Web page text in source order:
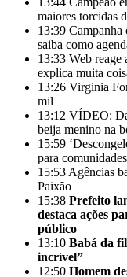
maiores torcidas
13:39 Campanha
saiba como
13:33 Web reage
explica muita
13:26 Virginia
mil
13:12 VÍDEO:
beija menino na
15:59
para
15:53 Agências
Paixão
15:38 Prefeito
destaca ações
público
13:10 Babá da
incrível”
12:50 Homem